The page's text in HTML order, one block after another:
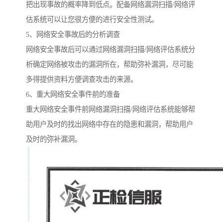
把出现事故的概率降到低点。配备网络漏洞扫描/网络评
估系统可以让您很方便的进行安全性测试。
5、网络安全事故后的分析调查
网络安全事故后可以通过网络漏洞扫描/网络评估系统分
析确定网络被攻击的漏洞所在，帮助弥补漏洞，尽可能
多得提供资料方便调查攻击的来源。
6、重大网络安全事件前的准备
重大网络安全事件前网络漏洞扫描/网络评估系统能够帮
助用户及时的找出网络中存在的隐患和漏洞，帮助用户
及时的弥补漏洞。